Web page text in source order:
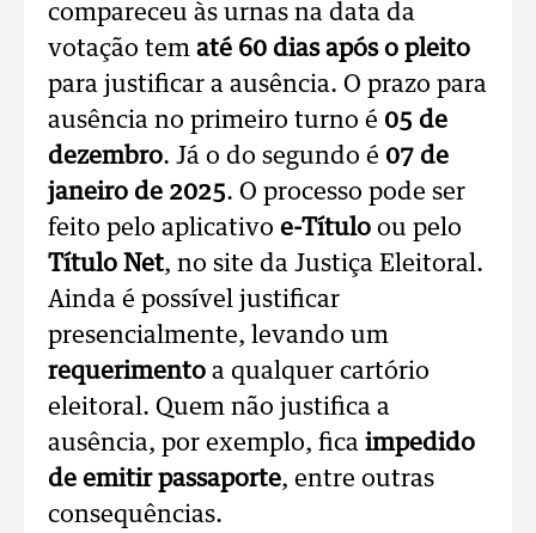
compareceu às urnas na data da
votação tem até 60 dias após o pleito
para justificar a ausência. O prazo para
ausência no primeiro turno é 05 de
dezembro. Já o do segundo é 07 de
janeiro de 2025. O processo pode ser
feito pelo aplicativo e-Título ou pelo
Título Net, no site da Justiça Eleitoral.
Ainda é possível justificar
presencialmente, levando um
requerimento a qualquer cartório
eleitoral. Quem não justifica a
ausência, por exemplo, fica impedido
de emitir passaporte, entre outras
consequências.